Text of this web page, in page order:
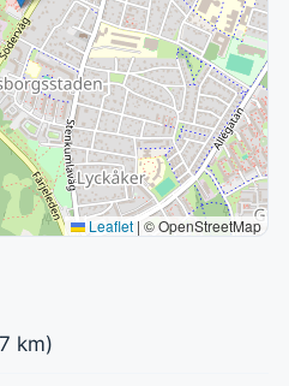
Leaflet | © OpenStreetMap
km)